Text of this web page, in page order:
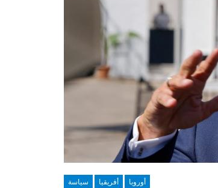
سياسة أفريقيا أوروبا